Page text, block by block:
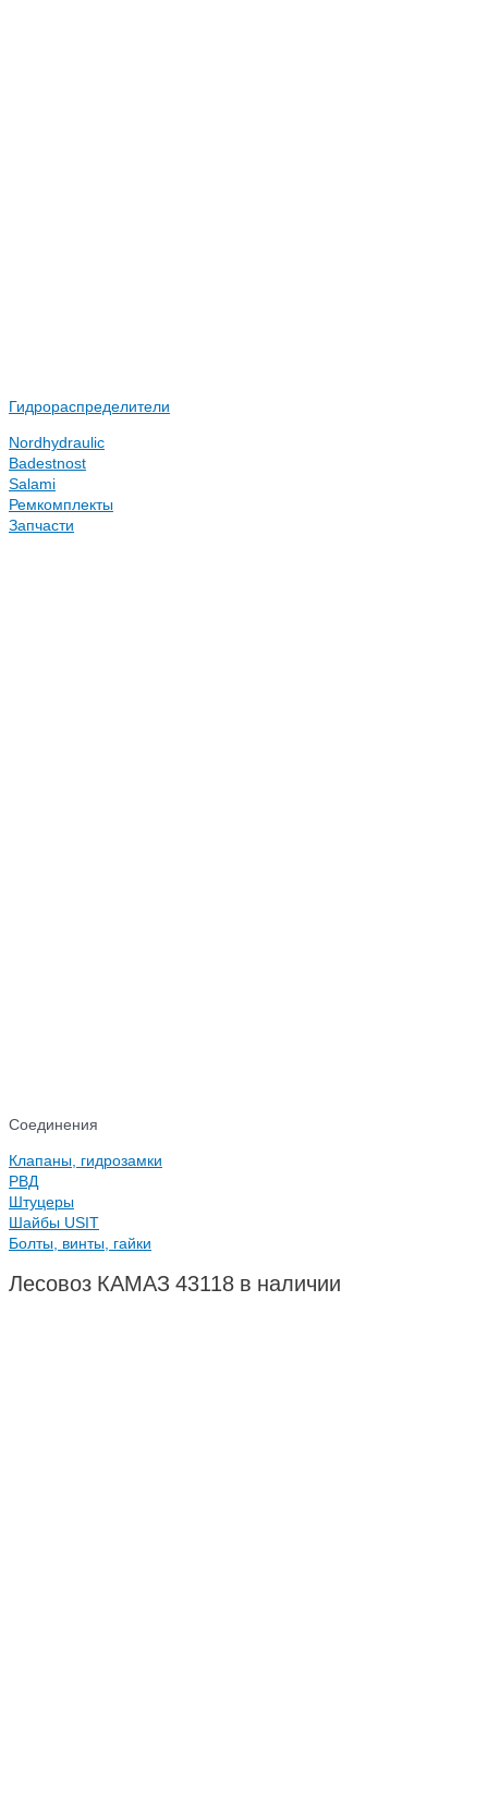
Гидрораспределители
Nordhydraulic
Badestnost
Salami
Ремкомплекты
Запчасти
Соединения
Клапаны, гидрозамки
РВД
Штуцеры
Шайбы USIT
Болты, винты, гайки
Лесовоз КАМАЗ 43118 в наличии